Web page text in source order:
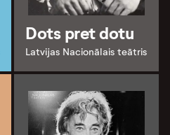
Dots pret dotu
Latvijas Nacionālais teātris